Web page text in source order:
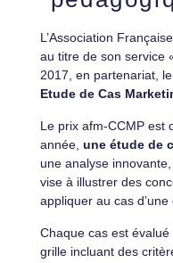
L’Association
au titre de son service
2017, en partenariat,
Etude de Cas
Le prix afm-CCMP est
année,une étude de
une analyse
vise à illustrer des
appliquer au cas
Chaque cas est
grille incluant des